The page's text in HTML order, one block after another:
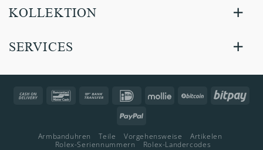
KOLLEKTION
SERVICES
Cash
Bancontact Bank
IDeal Mollie BitCoin
PayPal
Armbanduhren Teile Vorgehensweise
Artikelen
Rolex-Seriennummern
Rolex-Landercodes